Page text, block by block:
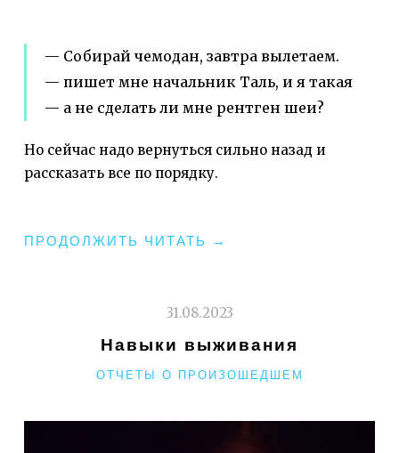
— Собирай чемодан, завтра вылетаем.
— пишет мне начальник Таль, и я такая
— а не сделать ли мне рентген шеи?
Но сейчас надо вернуться сильно назад и
рассказать все по порядку.
ПРОДОЛЖИТЬ ЧИТАТЬ
"КАК
НА
ЛАНКУ"
→
31.08.2023
Навыки выживания
РУБРИКИ
ОТЧЕТЫ О ПРОИЗОШЕДШЕМ